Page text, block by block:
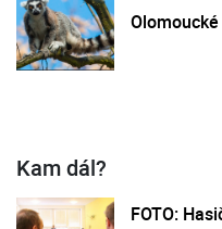
Kam dál?
FOTO: